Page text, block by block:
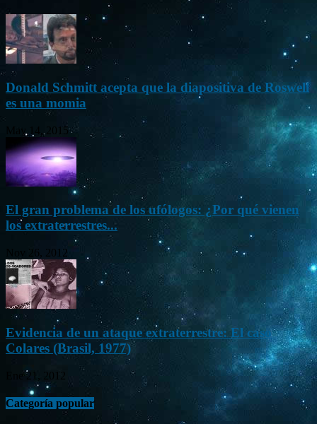
Donald Schmitt acepta que la diapositiva de Roswell
es una momia
May 14, 2015
El gran problema de los ufólogos: ¿Por qué vienen
los extraterrestres...
Nov 26, 2012
Evidencia de un ataque extraterrestre: El caso
Colares (Brasil, 1977)
Ene 21, 2012
Categoría popular